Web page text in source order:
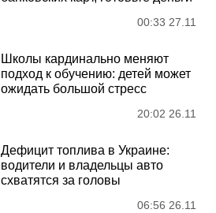
00:33 27.11
Школы кардинально меняют
подход к обучению: детей может
ожидать большой стресс
20:02 26.11
Дефицит топлива в Украине:
водители и владельцы авто
схватятся за головы
06:56 26.11